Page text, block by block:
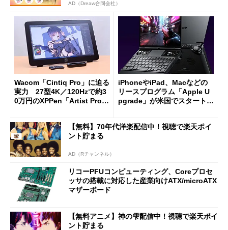
AD（Dreaw合同会社）
Wacom「Cintiq Pro」に迫る
実力 27型4K／120Hzで約3
0万円のXPPen「Artist Pro 2
iPhoneやiPad、Macなどの
リースプログラム「Apple U
pgrade」が米国でスタート／
ut」が明...
【無料】70年代洋楽配信中！視聴で楽天ポイ
ント貯まる
AD（Rチャンネル）
リコーPFUコンピューティング、Coreプロセ
ッサの搭載に対応した産業向けATX/microATX
マザーボード
【無料アニメ】神の雫配信中！視聴で楽天ポイ
ント貯まる